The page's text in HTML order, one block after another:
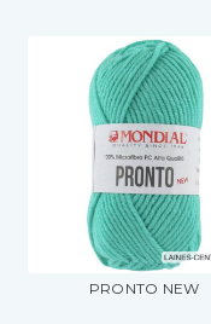
PRONTO NEW